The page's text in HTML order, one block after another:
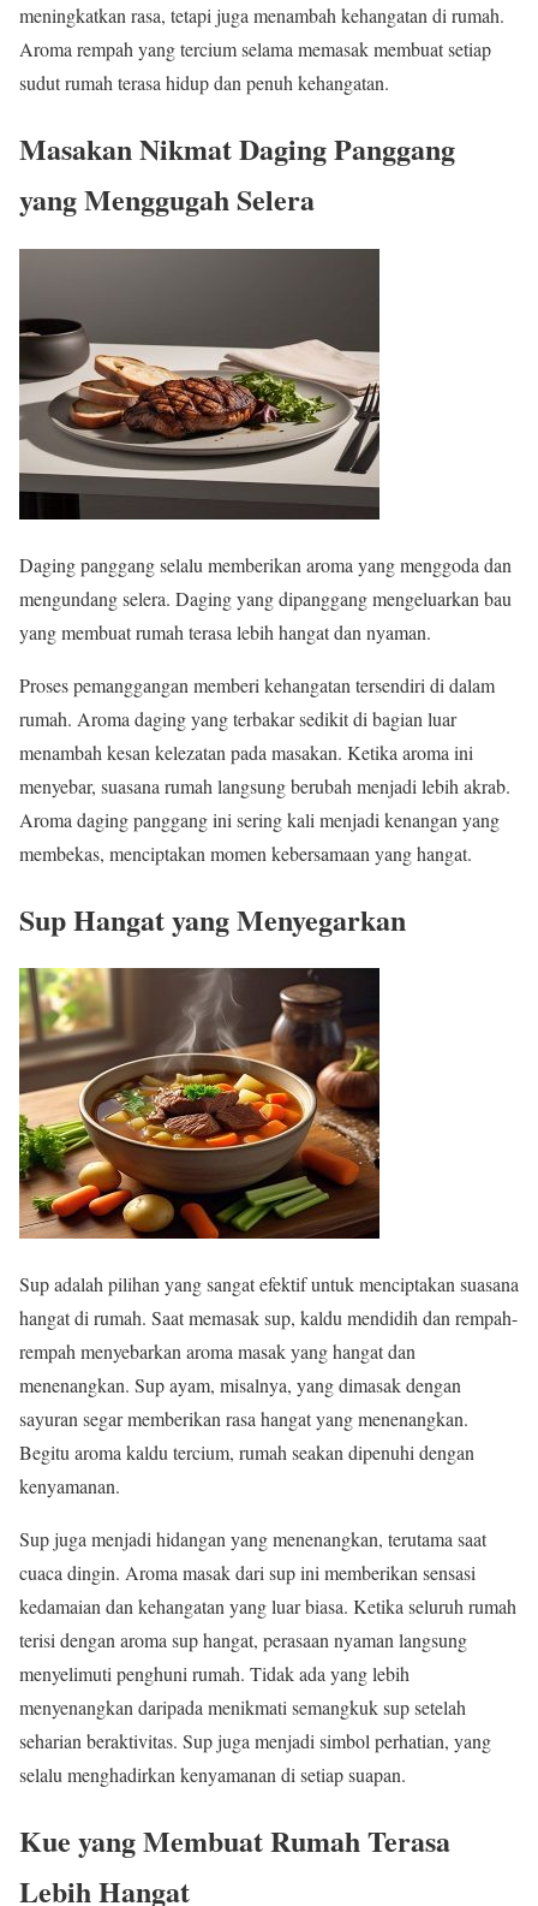
meningkatkan rasa, tetapi juga menambah kehangatan di rumah.
Aroma rempah yang tercium selama memasak membuat setiap
sudut rumah terasa hidup dan penuh kehangatan.
Masakan Nikmat Daging Panggang
yang Menggugah Selera
Daging panggang selalu memberikan aroma yang menggoda dan
mengundang selera. Daging yang dipanggang mengeluarkan bau
yang membuat rumah terasa lebih hangat dan nyaman.
Proses pemanggangan memberi kehangatan tersendiri di dalam
rumah. Aroma daging yang terbakar sedikit di bagian luar
menambah kesan kelezatan pada masakan. Ketika aroma ini
menyebar, suasana rumah langsung berubah menjadi lebih akrab.
Aroma daging panggang ini sering kali menjadi kenangan yang
membekas, menciptakan momen kebersamaan yang hangat.
Sup Hangat yang Menyegarkan
Sup adalah pilihan yang sangat efektif untuk menciptakan suasana
hangat di rumah. Saat memasak sup, kaldu mendidih dan rempah-
rempah menyebarkan aroma masak yang hangat dan
menenangkan. Sup ayam, misalnya, yang dimasak dengan
sayuran segar memberikan rasa hangat yang menenangkan.
Begitu aroma kaldu tercium, rumah seakan dipenuhi dengan
kenyamanan.
Sup juga menjadi hidangan yang menenangkan, terutama saat
cuaca dingin. Aroma masak dari sup ini memberikan sensasi
kedamaian dan kehangatan yang luar biasa. Ketika seluruh rumah
terisi dengan aroma sup hangat, perasaan nyaman langsung
menyelimuti penghuni rumah. Tidak ada yang lebih
menyenangkan daripada menikmati semangkuk sup setelah
seharian beraktivitas. Sup juga menjadi simbol perhatian, yang
selalu menghadirkan kenyamanan di setiap suapan.
Kue yang Membuat Rumah Terasa
Lebih Hangat